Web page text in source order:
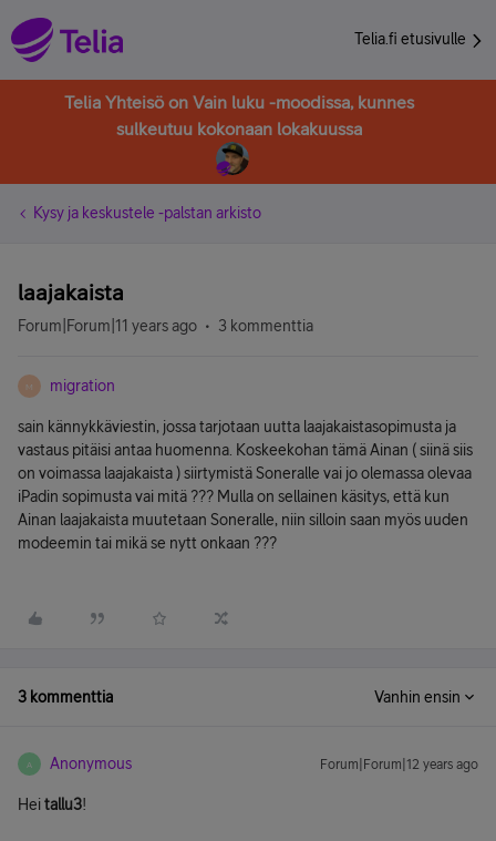
Telia.fi etusivulle
Telia Yhteisö on Vain luku -moodissa, kunnes
sulkeutuu kokonaan lokakuussa
Kysy ja keskustele -palstan arkisto
laajakaista
Forum|Forum|11 years ago 3 kommenttia
M migration
sain kännykkäviestin, jossa tarjotaan uutta laajakaistasopimusta ja
vastaus pitäisi antaa huomenna. Koskeekohan tämä Ainan ( siinä siis
on voimassa laajakaista ) siirtymistä Soneralle vai jo olemassa olevaa
iPadin sopimusta vai mitä ??? Mulla on sellainen käsitys, että kun
Ainan laajakaista muutetaan Soneralle, niin silloin saan myös uuden
modeemin tai mikä se nytt onkaan ???
3 kommenttia Vanhin ensin
A Anonymous Forum|Forum|12 years ago
Heitallu3!